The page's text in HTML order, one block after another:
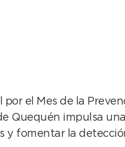
el Mes de la
Quequén impulsa
y fomentar la